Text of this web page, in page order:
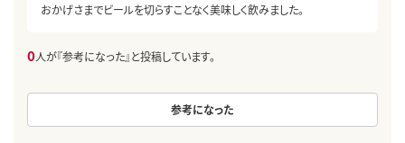
おかげさまでビールを切らすことなく美味しく飲みました。
0人が『参考になった』と投稿しています。
参考になった